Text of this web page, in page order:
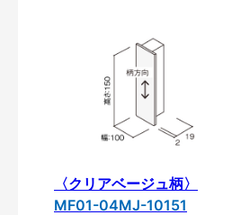
〈クリアベージュ柄〉
MF01-04MJ-10151